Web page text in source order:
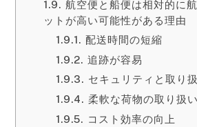
航空便と船便は相対的に
ットが高い可能性がある理由
配送時間の短縮
追跡が容易
セキュリティと取り
柔軟な荷物の取り扱い
コスト効率の向上